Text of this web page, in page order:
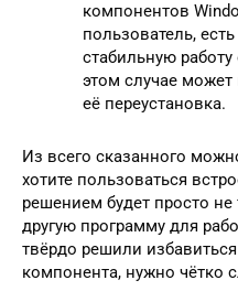
компонентов
пользователь,
стабильную
этом случае может
её переустановка.
Из всего сказанного
хотите пользоваться
решением будет просто не
другую программу для
твёрдо решили
компонента, нужно чётко